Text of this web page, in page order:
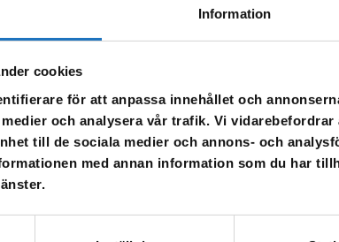
Information
cookies
för att anpassa innehållet och
och analysera vår trafik. Vi vidarebefordrar
till de sociala medier och annons- och
med annan information som du har
av läckan. Lagningen av läckan kommer ske måndag
på Tallstigen i Katrineholm. Detta kommer
Följ info här på hemsidan.
från Kerstinbodagatan är helt avstängd för trafik under